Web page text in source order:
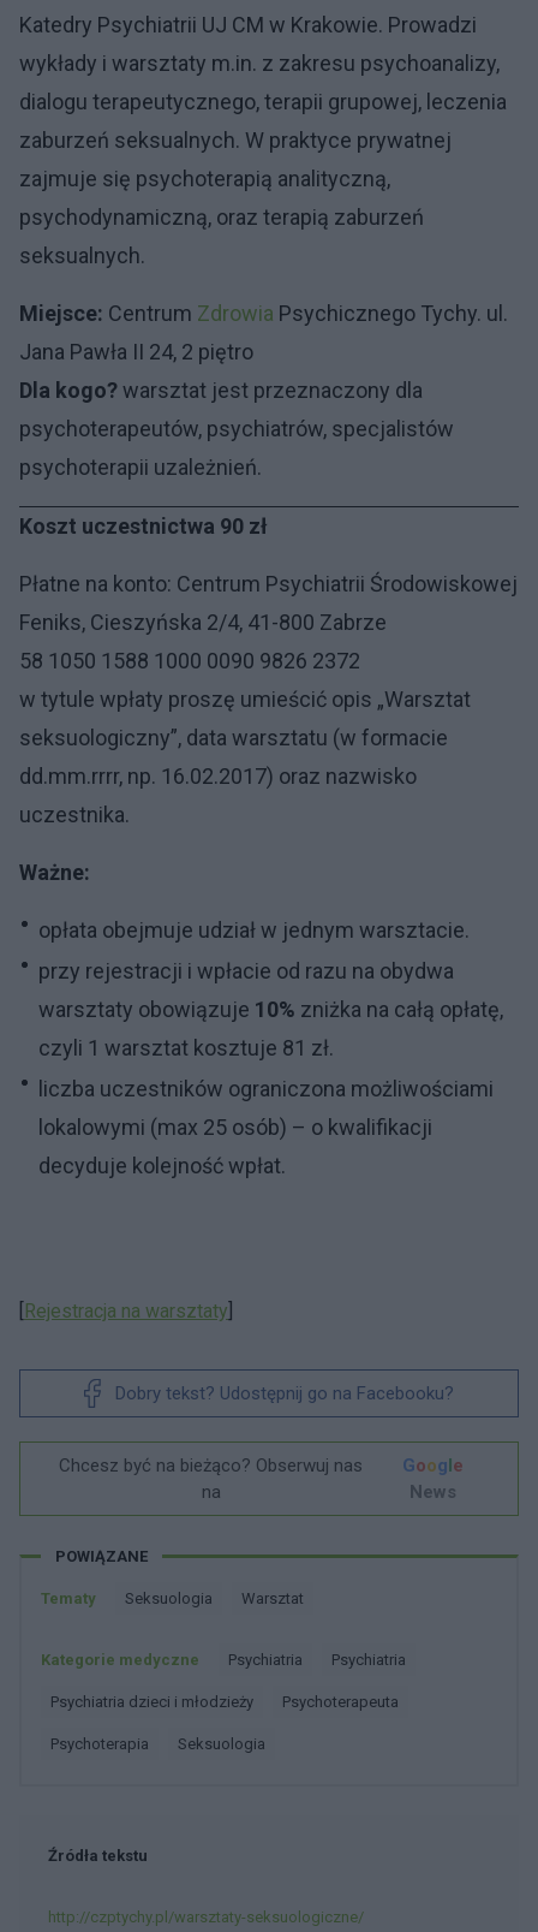
Katedry Psychiatrii UJ CM w Krakowie. Prowadzi
wykłady i warsztaty m.in. z zakresu psychoanalizy,
dialogu terapeutycznego, terapii grupowej, leczenia
zaburzeń seksualnych. W praktyce prywatnej
zajmuje się psychoterapią analityczną,
psychodynamiczną, oraz terapią zaburzeń
seksualnych.
Miejsce: Centrum Zdrowia Psychicznego Tychy. ul.
Jana Pawła II 24, 2 piętro
Dla kogo?warsztat jest przeznaczony dla
psychoterapeutów, psychiatrów, specjalistów
psychoterapii uzależnień.
Koszt uczestnictwa 90 zł
Płatne na konto: Centrum Psychiatrii Środowiskowej
Feniks, Cieszyńska 2/4, 41-800 Zabrze
58 1050 1588 1000 0090 9826 2372
w tytule wpłaty proszę umieścić opis „Warsztat
seksuologiczny”, data warsztatu (w formacie
dd.mm.rrrr, np. 16.02.2017) oraz nazwisko
uczestnika.
Ważne:
opłata obejmuje udział w jednym warsztacie.
przy rejestracji i wpłacie od razu na obydwa
warsztaty obowiązuje 10% zniżka na całą opłatę,
czyli 1 warsztat kosztuje 81 zł.
liczba uczestników ograniczona możliwościami
lokalowymi (max 25 osób) – o kwalifikacji
decyduje kolejność wpłat.
Rejestracja na warsztaty
Dobry tekst? Udostępnij go na Facebooku?
Chcesz być na bieżąco? Obserwuj nas
na
Google
News
POWIĄZANE
Tematy Seksuologia Warsztat
Kategorie medyczne Psychiatria Psychiatria
Psychiatria dzieci i młodzieży Psychoterapeuta
Psychoterapia Seksuologia
Źródła tekstu
http://czptychy.pl/warsztaty-seksuologiczne/